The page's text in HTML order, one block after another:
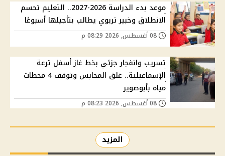
موعد بدء الدراسة 2026-2027.. التعليم تحسم
الانطلاق وخبير تربوي يطالب بتأجيلها أسبوعًا
تسريب وانفجار جزئي بخط غاز أسفل ترعة
الإسماعيلية.. غلق المحابس وتوقف 4 محطات
مياه بأبوصوير
المزيد